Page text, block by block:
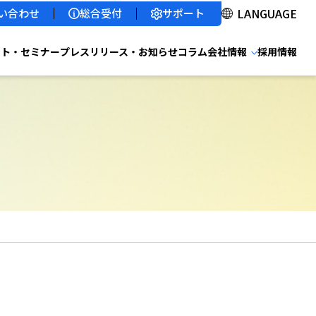
合わせ 総合受付 サポート
・セミナープレスリリース・お知らせコラム会社情報 採用情報